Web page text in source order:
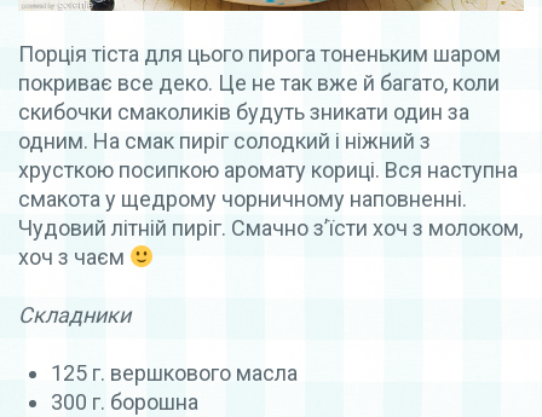
Порція тіста для цього пирога тоненьким шаром
покриває все деко. Це не так вже й багато, коли
скибочки смаколиків будуть зникати один за
одним. На смак пиріг солодкий і ніжний з
хрусткою посипкою аромату кориці. Вся наступна
смакота у щедрому чорничному наповненні.
Чудовий літній пиріг. Смачно з’їсти хоч з молоком,
хоч з чаєм
Складники
125 г. вершкового масла
300 г. борошна